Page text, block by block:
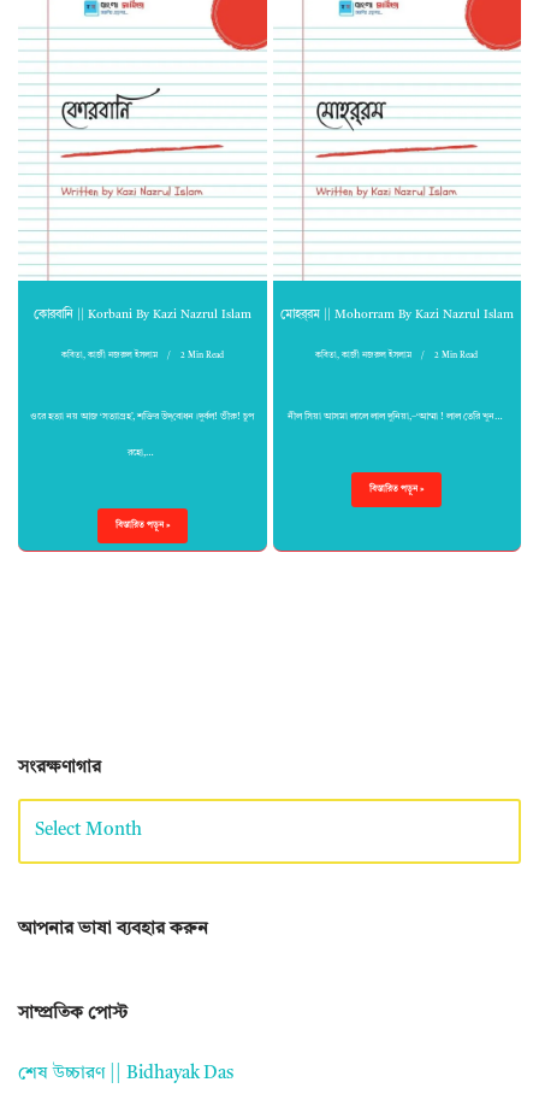
কোরবানি || Korbani By Kazi Nazrul Islam
কবিতা , কাজী নজরুল ইসলাম 2 Min Read
ওরে হত্যা নয় আজ ‘সত্যাগ্রহ’, শক্তির উদ্‌বোধন।দুর্বল! ভীরু! চুপ
রহো,…
বিস্তারিত পড়ুন »
মোহর্‌রম || Mohorram By Kazi Nazrul Islam
কবিতা,কাজী নজরুল ইসলাম 2 Min Read
নীল সিয়া আসমা লালে লাল দুনিয়া,–‘আম্মা ! লাল তেরি খুন…
বিস্তারিত পড়ুন »
সংরক্ষণাগার
আপনার ভাষা ব্যবহার করুন
সাম্প্রতিক পোস্ট
শেষ উচ্চারণ || Bidhayak Das